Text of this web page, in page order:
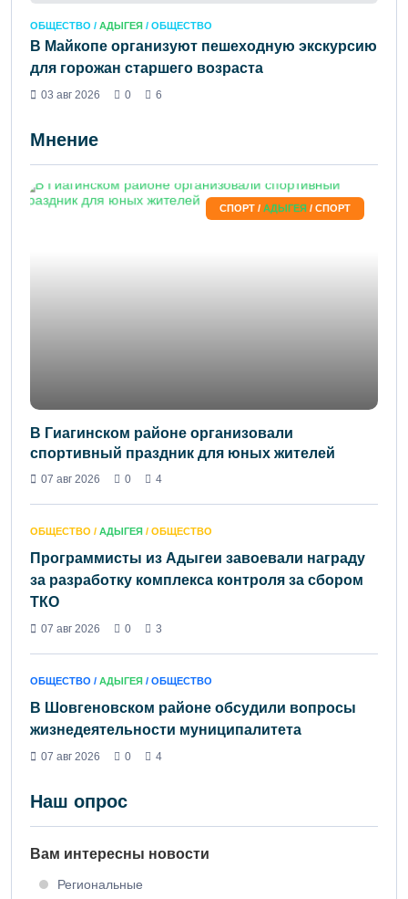
ОБЩЕСТВО / АДЫГЕЯ / ОБЩЕСТВО
В Майкопе организуют пешеходную экскурсию
для горожан старшего возраста
03 авг 2026 0 6
Мнение
СПОРТ / АДЫГЕЯ / СПОРТ
В Гиагинском районе организовали
спортивный праздник для юных жителей
07 авг 2026 0 4
ОБЩЕСТВО / АДЫГЕЯ / ОБЩЕСТВО
Программисты из Адыгеи завоевали награду
за разработку комплекса контроля за сбором
ТКО
07 авг 2026 0 3
ОБЩЕСТВО / АДЫГЕЯ / ОБЩЕСТВО
В Шовгеновском районе обсудили вопросы
жизнедеятельности муниципалитета
07 авг 2026 0 4
Наш опрос
Вам интересны новости
Региональные